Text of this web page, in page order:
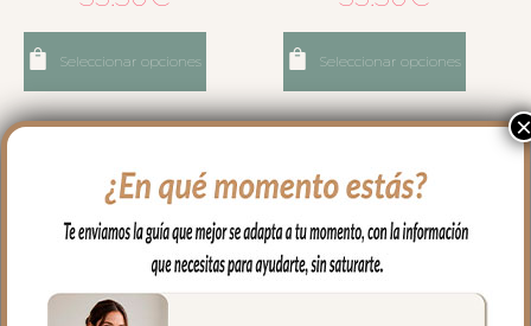
Seleccionar opciones Seleccionar opciones
×